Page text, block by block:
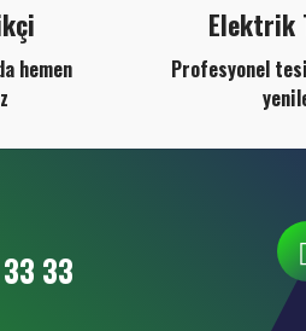
hemen
Elektrik
Profesyonel
33